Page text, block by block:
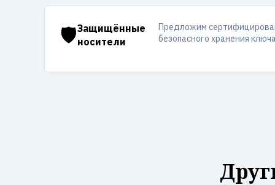
🛡️Защищённые
носители
Предложим
безопасного хранения